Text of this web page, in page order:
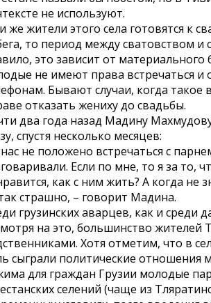
не используют.
же жители этого села готовятся к
то период между сватовством
это зависит от материального
не имеют права встречаться
Бывают случаи, когда
отказать жениху до свадьбы.
два года назад Мадину
спустя несколько месяцев:
не положено встречаться с
Если по мне, то я за то,
как с ним жить? А когда не
страшно, – говорит Мадина.
грузинских аварцев, как и среди
на это, большинство
Хотя отметим, что в
сыграли политические отношения
для граждан Грузии молодые
селений (чаще из